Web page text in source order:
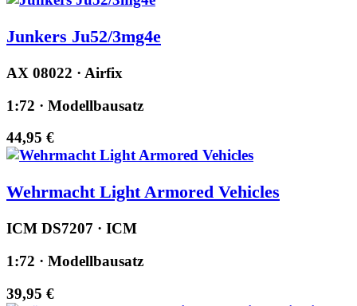
Junkers Ju52/3mg4e
AX 08022 · Airfix
1:72 · Modellbausatz
44,95 €
Wehrmacht Light Armored Vehicles
ICM DS7207 · ICM
1:72 · Modellbausatz
39,95 €